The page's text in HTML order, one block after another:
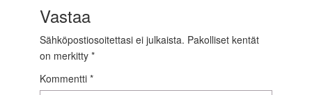
Vastaa
Sähköpostiosoitettasi ei julkaista. Pakolliset kentät
on merkitty *
Kommentti *